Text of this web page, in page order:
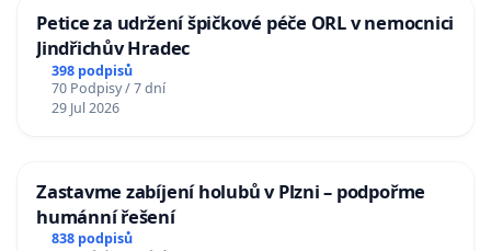
Petice za udržení špičkové péče ORL v nemocnici
Jindřichův Hradec
398 podpisů
70 Podpisy / 7 dní
29 Jul 2026
Zastavme zabíjení holubů v Plzni – podpořme
humánní řešení
838 podpisů